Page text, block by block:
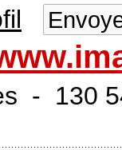
- 130